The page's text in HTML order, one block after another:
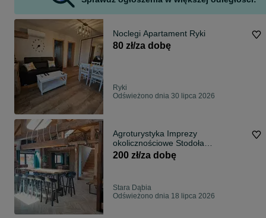
Noclegi Apartament Ryki
80 zł/za dobę
Ryki
Odświeżono dnia 30 lipca 2026
Agroturystyka Imprezy
okolicznościowe Stodoła
sauna/jacuzzi/spa
200 zł/za dobę
Stara Dąbia
Odświeżono dnia 18 lipca 2026